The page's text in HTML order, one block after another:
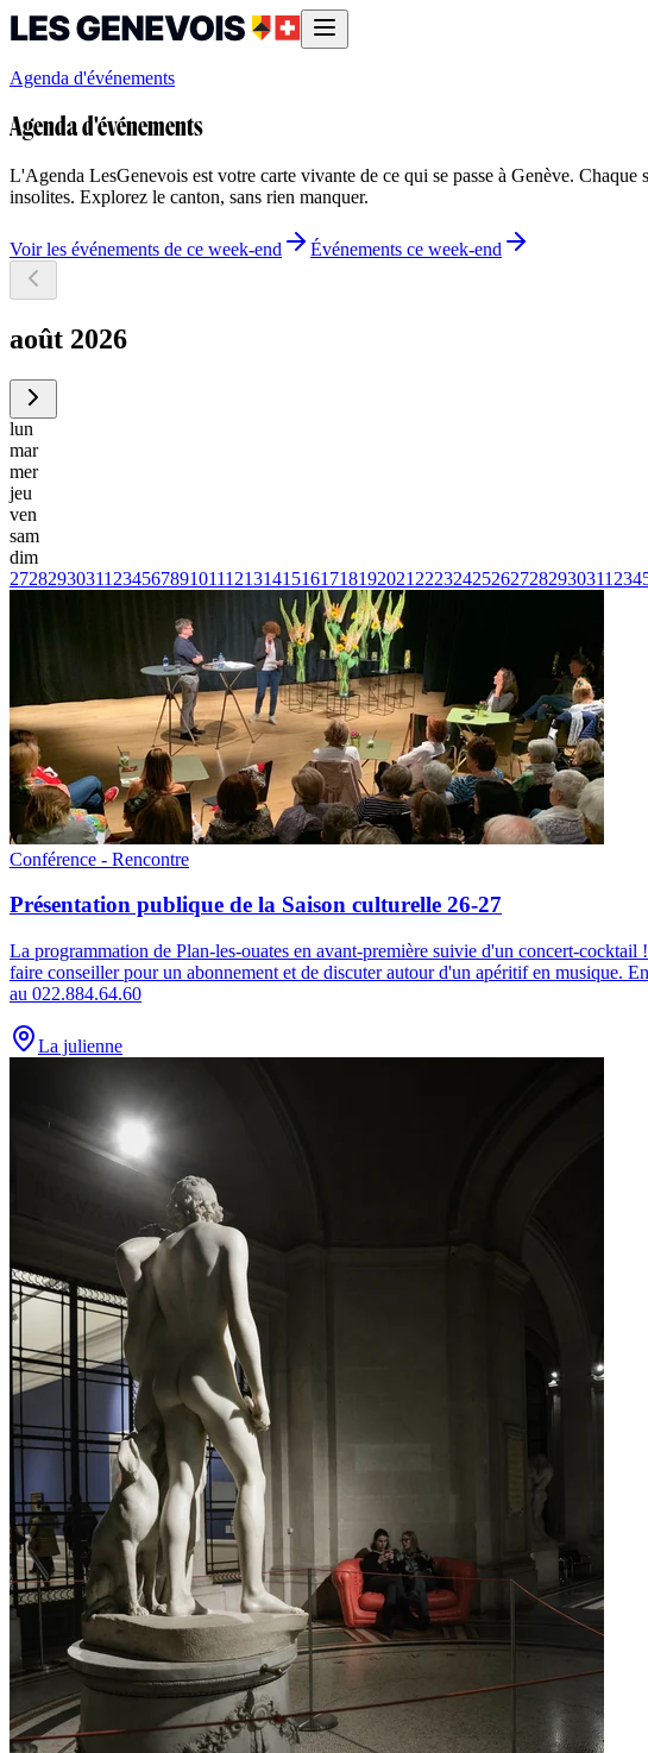
Agenda d'événements
Agenda d'événements
L'Agenda LesGenevois est votre carte vivante de ce qui se passe à Genève.
insolites. Explorez le canton, sans rien manquer.
Voir les événements de ce week-end Événements ce week-end
août 2026
lun
mar
mer
jeu
ven
sam
dim
27282930311 23456789101112131415161718192021 222324252627282930311 234
Conférence - Rencontre
Présentation publique de la Saison culturelle 26-27
La programmation de Plan-les-ouates en avant-première suivie d'un concert-cocktail !
faire conseiller pour un abonnement et de discuter autour d'un apéritif en musique.
au 022.884.64.60
La julienne